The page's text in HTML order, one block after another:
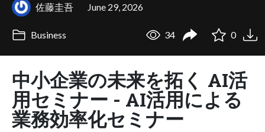
佐藤圭吾 June 29, 2026
Business 34 0
中小企業の未来を拓く AI活
用セミナー - AI活用による
業務効率化セミナー